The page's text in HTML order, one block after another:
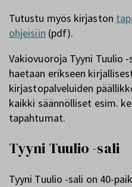
Tutustu myös kirjaston
ohjeisiin (pdf).
Vakiovuoroja Tyyni Tuulio
haetaan erikseen
kirjastopalveluiden
kaikki säännölliset esim.
tapahtumat.
Tyyni Tuulio -sali
Tyyni Tuulio -sali on 40-